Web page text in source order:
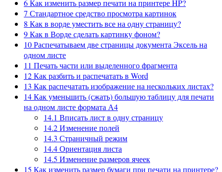
6Как изменить размер печати на принтере HP?
7 Стандартное средство просмотра картинок
8 Как в ворде уместить все на одну страницу?
9Как в Ворде сделать картинку фоном?
10Распечатываем две страницы документа Эксель на
одном листе
11 Печать части или выделенного фрагмента
12Как разбить и распечатать в Word
13 Как распечатать изображение на нескольких листах?
14Как уменьшить (сжать) большую таблицу для печати
на одном листе формата А4
14.1 Вписать лист в одну страницу
14.2Изменение полей
14.3 Страничный режим
14.4Ориентация листа
14.5 Изменение размеров ячеек
15 Как изменить размер бумаги при печати на принтере?